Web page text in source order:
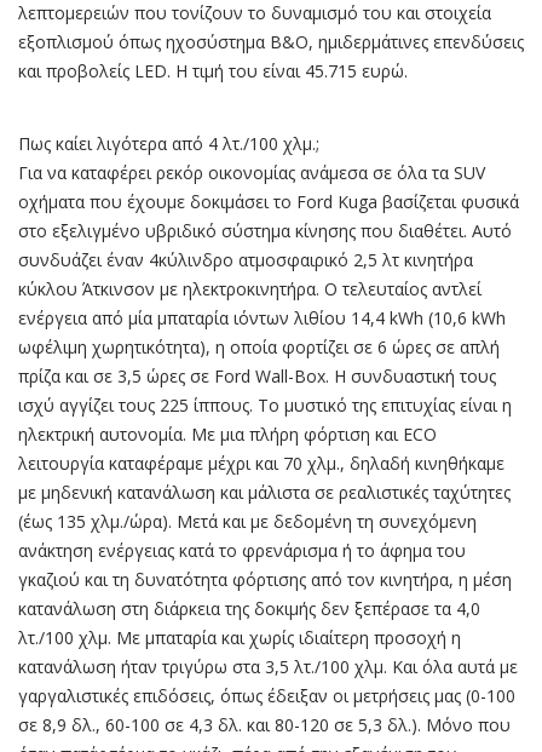
λεπτομερειών που τονίζουν το δυναμισμό του και στοιχεία
εξοπλισμού όπως ηχοσύστημα B&O, ημιδερμάτινες επενδύσεις
και προβολείς LED. Η τιμή του είναι 45.715 ευρώ.
Πως καίει λιγότερα από 4 λτ./100 χλμ.;
Για να καταφέρει ρεκόρ οικονομίας ανάμεσα σε όλα τα SUV
οχήματα που έχουμε δοκιμάσει το Ford Kuga βασίζεται φυσικά
στο εξελιγμένο υβριδικό σύστημα κίνησης που διαθέτει. Αυτό
συνδυάζει έναν 4κύλινδρο ατμοσφαιρικό 2,5 λτ κινητήρα
κύκλου Άτκινσον με ηλεκτροκινητήρα. Ο τελευταίος αντλεί
ενέργεια από μία μπαταρία ιόντων λιθίου 14,4 kWh (10,6 kWh
ωφέλιμη χωρητικότητα), η οποία φορτίζει σε 6 ώρες σε απλή
πρίζα και σε 3,5 ώρες σε Ford Wall-Box. H συνδυαστική τους
ισχύ αγγίζει τους 225 ίππους. Το μυστικό της επιτυχίας είναι η
ηλεκτρική αυτονομία. Με μια πλήρη φόρτιση και ECO
λειτουργία καταφέραμε μέχρι και 70 χλμ., δηλαδή κινηθήκαμε
με μηδενική κατανάλωση και μάλιστα σε ρεαλιστικές ταχύτητες
(έως 135 χλμ./ώρα). Μετά και με δεδομένη τη συνεχόμενη
ανάκτηση ενέργειας κατά το φρενάρισμα ή το άφημα του
γκαζιού και τη δυνατότητα φόρτισης από τον κινητήρα, η μέση
κατανάλωση στη διάρκεια της δοκιμής δεν ξεπέρασε τα 4,0
λτ./100 χλμ. Με μπαταρία και χωρίς ιδιαίτερη προσοχή η
κατανάλωση ήταν τριγύρω στα 3,5 λτ./100 χλμ. Και όλα αυτά με
γαργαλιστικές επιδόσεις, όπως έδειξαν οι μετρήσεις μας (0-100
σε 8,9 δλ., 60-100 σε 4,3 δλ. και 80-120 σε 5,3 δλ.). Μόνο που